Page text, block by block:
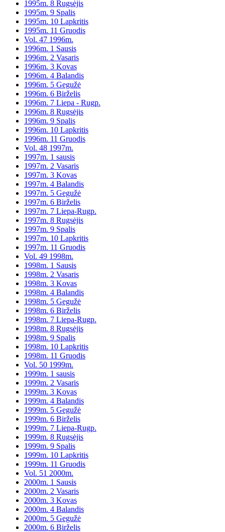
1995m. 8 Rugsėjis
1995m. 9 Spalis
1995m. 10 Lapkritis
1995m. 11 Gruodis
Vol. 47 1996m.
1996m. 1 Sausis
1996m. 2 Vasaris
1996m. 3 Kovas
1996m. 4 Balandis
1996m. 5 Gegužė
1996m. 6 Birželis
1996m. 7 Liepa - Rugp.
1996m. 8 Rugsėjis
1996m. 9 Spalis
1996m. 10 Lapkritis
1996m. 11 Gruodis
Vol. 48 1997m.
1997m. 1 sausis
1997m. 2 Vasaris
1997m. 3 Kovas
1997m. 4 Balandis
1997m. 5 Gegužė
1997m. 6 Birželis
1997m. 7 Liepa-Rugp.
1997m. 8 Rugsėjis
1997m. 9 Spalis
1997m. 10 Lapkritis
1997m. 11 Gruodis
Vol. 49 1998m.
1998m. 1 Sausis
1998m. 2 Vasaris
1998m. 3 Kovas
1998m. 4 Balandis
1998m. 5 Gegužė
1998m. 6 Birželis
1998m. 7 Liepa-Rugp.
1998m. 8 Rugsėjis
1998m. 9 Spalis
1998m. 10 Lapkritis
1998m. 11 Gruodis
Vol. 50 1999m.
1999m. 1 sausis
1999m. 2 Vasaris
1999m. 3 Kovas
1999m. 4 Balandis
1999m. 5 Gegužė
1999m. 6 Birželis
1999m. 7 Liepa-Rugp.
1999m. 8 Rugsėjis
1999m. 9 Spalis
1999m. 10 Lapkritis
1999m. 11 Gruodis
Vol. 51 2000m.
2000m. 1 Sausis
2000m. 2 Vasaris
2000m. 3 Kovas
2000m. 4 Balandis
2000m. 5 Gegužė
2000m. 6 Birželis